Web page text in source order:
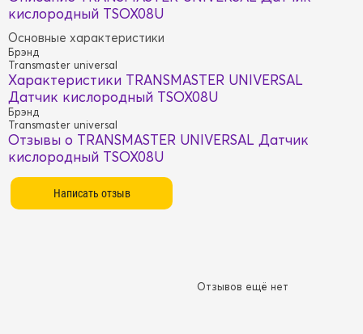
кислородный TSOX08U
Основные характеристики
Брэнд
Transmaster universal
Характеристики TRANSMASTER UNIVERSAL
Датчик кислородный TSOX08U
Брэнд
Transmaster universal
Отзывы о TRANSMASTER UNIVERSAL Датчик
кислородный TSOX08U
Отзывов ещё нет